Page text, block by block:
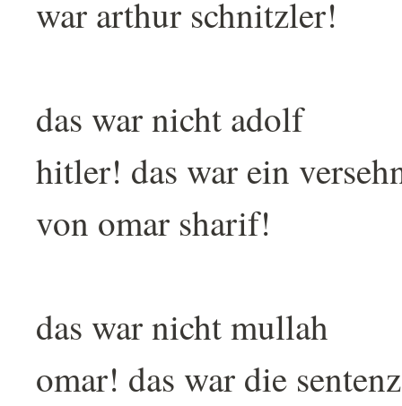
war arthur schnitzler!
das war nicht adolf
hitler! das war ein
von omar sharif!
das war nicht mullah
omar! das war die sentenz